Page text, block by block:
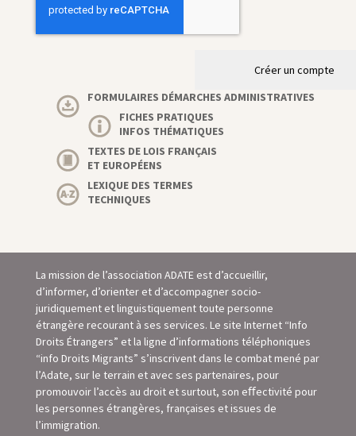
Créer un compte
FORMULAIRES DÉMARCHES ADMINISTRATIVES
FICHES PRATIQUES
INFOS THÉMATIQUES
TEXTES DE LOIS FRANÇAIS
ET EUROPÉENS
LEXIQUE DES TERMES
TECHNIQUES
La mission de l’association ADATE est d’accueillir,
d’informer, d’orienter et d’accompagner socio-
juridiquement et linguistiquement toute personne
étrangère recourant à ses services. Le site Internet “Info
Droits Étrangers” et la ligne d’informations téléphoniques
“info Droits Migrants” s’inscrivent dans le combat mené par
l’Adate, sur le terrain et avec ses partenaires, pour
promouvoir l’accès au droit et surtout, son eﬀectivité pour
les personnes étrangères, françaises et issues de
l’immigration.